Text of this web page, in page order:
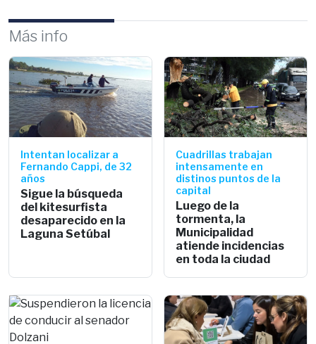
Más info
Intentan localizar a
Fernando Cappi, de 32
años
Sigue la búsqueda
del kitesurfista
desaparecido en la
Laguna Setúbal
Cuadrillas trabajan
intensamente en
distinos puntos de la
capital
Luego de la
tormenta, la
Municipalidad
atiende incidencias
en toda la ciudad